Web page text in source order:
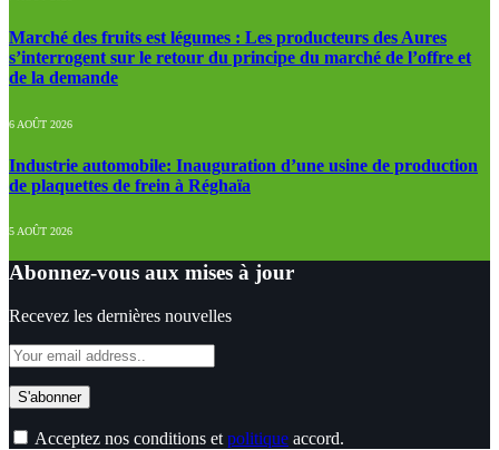
Marché des fruits est légumes : Les producteurs des Aures
s’interrogent sur le retour du principe du marché de l’offre et
de la demande
6 AOÛT 2026
Industrie automobile: Inauguration d’une usine de production
de plaquettes de frein à Réghaïa
5 AOÛT 2026
Abonnez-vous aux mises à jour
Recevez les dernières nouvelles
Acceptez nos conditions et politique accord.